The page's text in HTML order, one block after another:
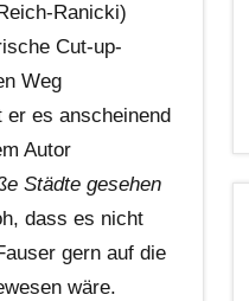
Ranicki)
Cut-up-
Weg
es anscheinend
Autor
Städte gesehen
dass es nicht
gern auf die
wäre.